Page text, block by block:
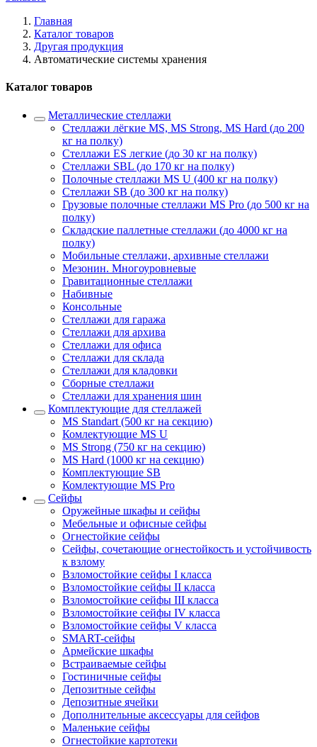
Главная
Каталог товаров
Другая продукция
Автоматические системы хранения
Каталог товаров
Металлические стеллажи
Стеллажи лёгкие MS, MS Strong, MS Hard (до 200
кг на полку)
Стеллажи ES легкие (до 30 кг на полку)
Стеллажи SBL (до 170 кг на полку)
Полочные стеллажи MS U (400 кг на полку)
Стеллажи SB (до 300 кг на полку)
Грузовые полочные стеллажи MS Pro (до 500 кг на
полку)
Складские паллетные стеллажи (до 4000 кг на
полку)
Мобильные стеллажи, архивные стеллажи
Мезонин. Многоуровневые
Гравитационные стеллажи
Набивные
Консольные
Стеллажи для гаража
Стеллажи для архива
Стеллажи для офиса
Стеллажи для склада
Стеллажи для кладовки
Сборные стеллажи
Стеллажи для хранения шин
Комплектующие для стеллажей
MS Standart (500 кг на секцию)
Комлектующие MS U
MS Strong (750 кг на секцию)
MS Hard (1000 кг на секцию)
Комплектующие SB
Комлектующие MS Pro
Сейфы
Оружейные шкафы и сейфы
Мебельные и офисные сейфы
Огнестойкие сейфы
Сейфы, сочетающие огнестойкость и устойчивость
к взлому
Взломостойкие сейфы I класса
Взломостойкие сейфы II класса
Взломостойкие сейфы III класса
Взломостойкие сейфы IV класса
Взломостойкие сейфы V класса
SMART-сейфы
Армейские шкафы
Встраиваемые сейфы
Гостиничные сейфы
Депозитные сейфы
Депозитные ячейки
Дополнительные аксессуары для сейфов
Маленькие сейфы
Огнестойкие картотеки